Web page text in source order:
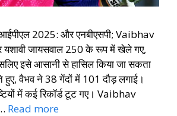
2025: और एनबीएसपी; Vaibhav
जायसवाल 250 के रूप में खेले गए,
इसे आसानी से हासिल किया जा सकता
हुए, वैभव ने 38 गेंदों में 101 दौड़ लगाई।
में कई रिकॉर्ड टूट गए। Vaibhav
Read more